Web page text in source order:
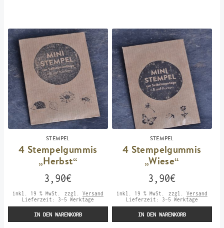
STEMPEL
4 Stempelgummis
„Herbst“
3,90€
inkl. 19 % MwSt. zzgl. Versand
Lieferzeit: 3-5 Werktage
IN DEN WARENKORB
STEMPEL
4 Stempelgummis
„Wiese“
3,90€
inkl. 19 % MwSt. zzgl. Versand
Lieferzeit:
3-5 Werktage
IN DEN WARENKORB